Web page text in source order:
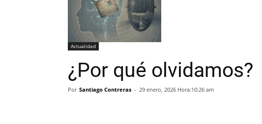
Actualidad
¿Por qué olvidamos?
Por Santiago Contreras - 29 enero, 2026 Hora:10:26 am